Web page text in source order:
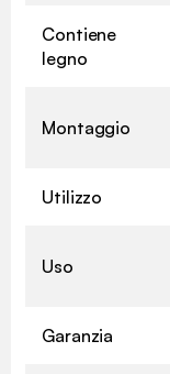
Contiene
legno
Montaggio
Utilizzo
Uso
Garanzia